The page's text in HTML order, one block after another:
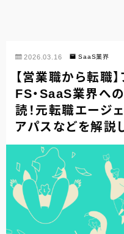
2026.03.16 SaaS業界
【営業職から転職
FS・SaaS業界へ
読！元転職エージ
アパスなどを解説